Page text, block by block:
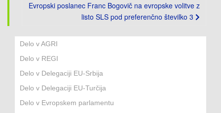
Evropski poslanec Franc Bogovič na evropske volitve z
listo SLS pod preferenčno številko 3
Delo v AGRI
Delo v REGI
Delo v Delegaciji EU-Srbija
Delo v Delegaciji EU-Turčija
Delo v Evropskem parlamentu